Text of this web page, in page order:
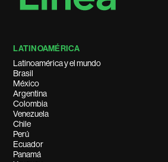
LATINOAMÉRICA
Latinoamérica y el mundo
Brasil
México
Argentina
Colombia
Venezuela
Chile
Perú
Ecuador
Panamá